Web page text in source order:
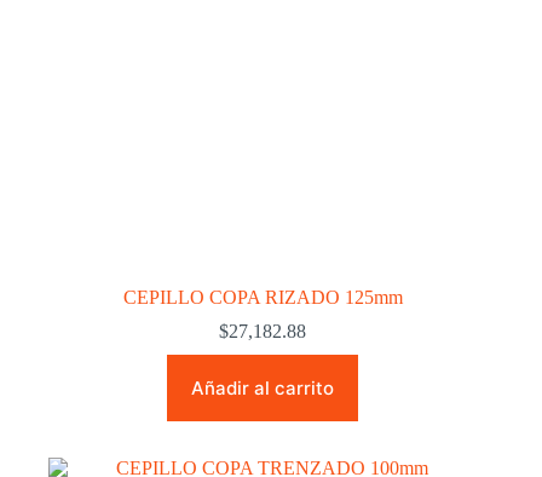
CEPILLO COPA RIZADO 125mm
$27,182.88
Añadir al carrito